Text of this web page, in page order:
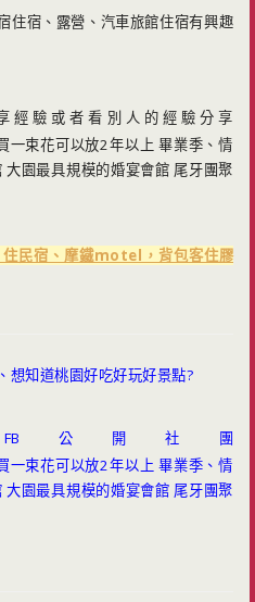
住宿、露營、汽車旅館住宿有興趣
經驗或者看別人的經驗分享
住民宿、摩鐵motel，背包客住膠
想知道桃園好吃好玩好景點?
公開社團